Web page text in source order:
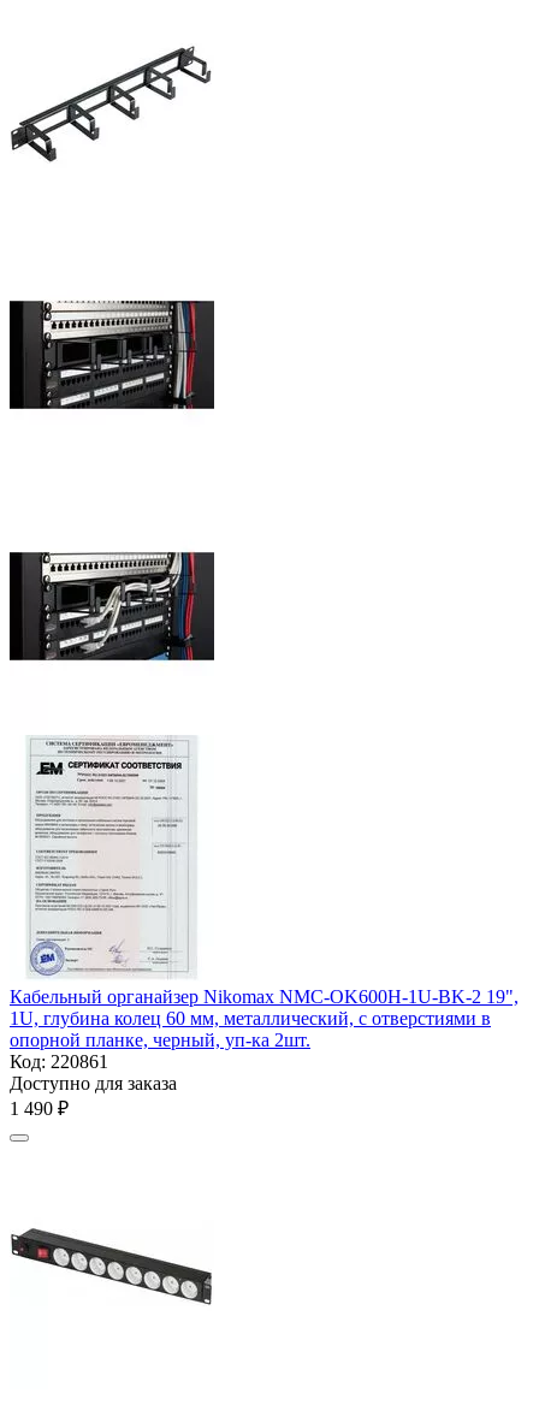
Кабельный органайзер Nikomax NMC-OK600H-1U-BK-2 19",
1U, глубина колец 60 мм, металлический, с отверстиями в
опорной планке, черный, уп-ка 2шт.
Код: 220861
Доступно для заказа
1 490 ₽